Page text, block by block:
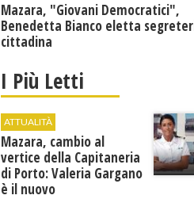
Mazara, "Giovani Democratici",
Benedetta Bianco eletta
cittadina
I Più Letti
ATTUALITÀ
Mazara, cambio al
vertice della Capitaneria
di Porto: Valeria Gargano
è il nuovo